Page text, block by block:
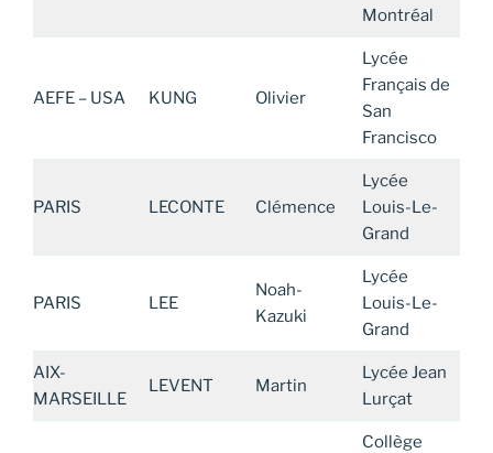
Montréal
AEFE – USA KUNG Olivier
Lycée
Français de
San
Francisco
PARIS LECONTE Clémence
Lycée
Louis-Le-
Grand
PARIS LEE
Noah-
Kazuki
Lycée
Louis-Le-
Grand
AIX-
MARSEILLE
LEVENT Martin
Lycée Jean
Lurçat
Collège